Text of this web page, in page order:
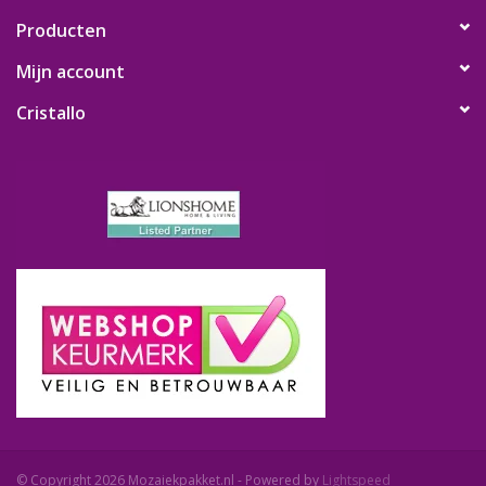
Producten
Mijn account
Cristallo
© Copyright 2026 Mozaiekpakket.nl - Powered by Lightspeed